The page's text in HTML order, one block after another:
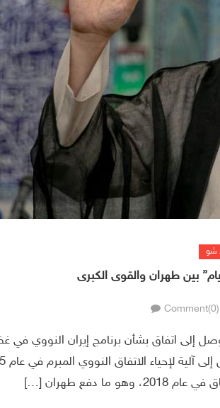
شو
بين طهران والقوى الكبرى
Comment(0)
إلى اتفاق بشأن برنامج إيران النووي في
دفع طهران […]